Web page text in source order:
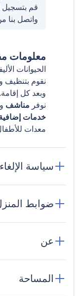
قم بتسجيل
واتصل بنا
معلومات
الحيوانات
نقوم بتنظيف
وبعد كل إقامة.
نوفر مناشف
خدمات
معدات
سياسة الإلغاء
ضوابط
عن
المساحة